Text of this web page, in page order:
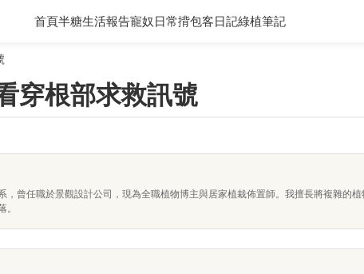
首頁半糖生活報告寵奴日常揹包客日記綠植筆記
穿根部求救訊號
曾任職於景觀設計公司，現為全職植物博主與居家植栽佈置師。我擅長將複雜的